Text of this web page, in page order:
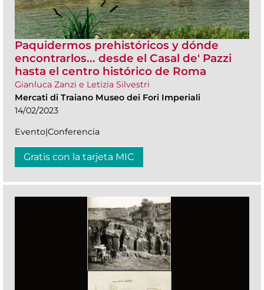
Paquidermos prehistóricos y dónde
encontrarlos... desde el Casal de' Pazzi
hasta el centro histórico de Roma
Gianluca Zanzi e Letizia Silvestri
Mercati di Traiano Museo dei Fori Imperiali
14/02/2023
Evento|Conferencia
Gratis con la tarjeta MIC